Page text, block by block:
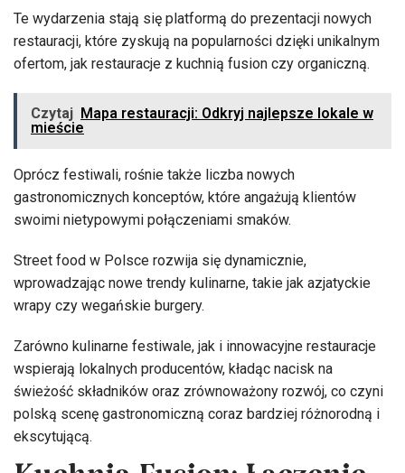
Te wydarzenia stają się platformą do prezentacji nowych
restauracji, które zyskują na popularności dzięki unikalnym
ofertom, jak restauracje z kuchnią fusion czy organiczną.
Czytaj Mapa restauracji: Odkryj najlepsze lokale w
mieście
Oprócz festiwali, rośnie także liczba nowych
gastronomicznych konceptów, które angażują klientów
swoimi nietypowymi połączeniami smaków.
Street food w Polsce rozwija się dynamicznie,
wprowadzając nowe trendy kulinarne, takie jak azjatyckie
wrapy czy wegańskie burgery.
Zarówno kulinarne festiwale, jak i innowacyjne restauracje
wspierają lokalnych producentów, kładąc nacisk na
świeżość składników oraz zrównoważony rozwój, co czyni
polską scenę gastronomiczną coraz bardziej różnorodną i
ekscytującą.